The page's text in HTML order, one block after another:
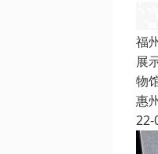
福
展
物
惠
22-